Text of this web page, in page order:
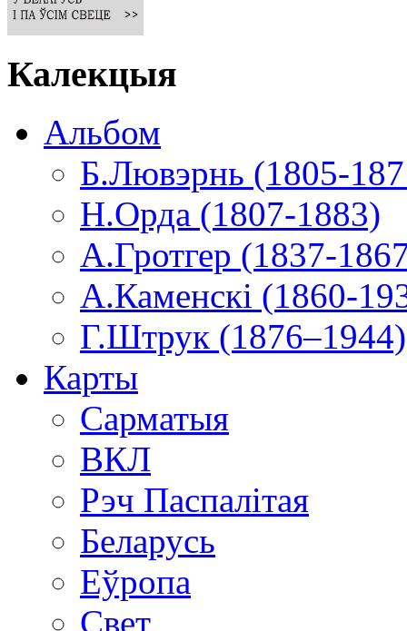
Калекцыя
Альбом
Б.Лювэрнь (1805-
Н.Орда (1807-1883)
А.Гротгер (1837-
А.Каменскі (1860-
Г.Штрук (1876–1944)
Карты
Сарматыя
ВКЛ
Рэч Паспалітая
Беларусь
Еўропа
Свет